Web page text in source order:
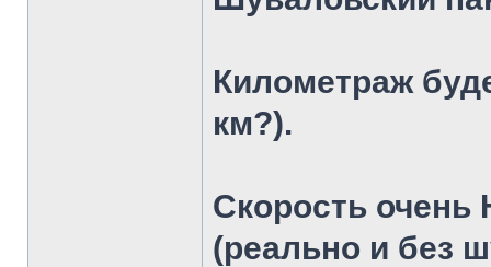
Километраж
км?).
Скорость очень
(реально и без